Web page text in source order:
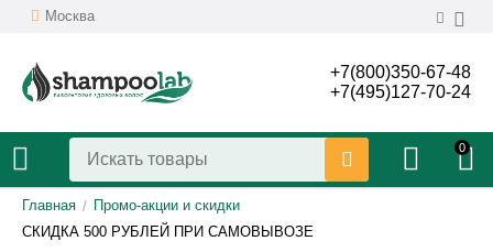
Москва
+7(800)350-67-48
+7(495)127-70-24
0
Главная / Промо-акции и скидки
СКИДКА 500 РУБЛЕЙ ПРИ САМОВЫВОЗЕ